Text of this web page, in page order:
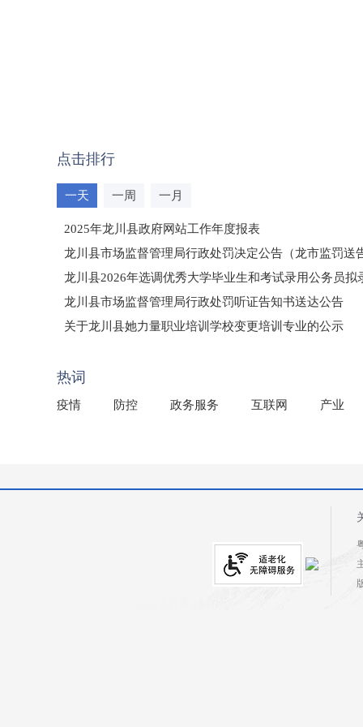
点击排行
一天 一周 一月
2025年龙川县政府网站工作年度报表
龙川县市场监督管理局行政处罚决定公告（龙市监罚送
龙川县2026年选调优秀大学毕业生和考试录用公务员拟
龙川县市场监督管理局行政处罚听证告知书送达公告
（龙市监罚送告〔2026〕71号）
关于龙川县她力量职业培训学校变更培训专业的公示
热词
疫情 防控 政务服务 互联网 产业